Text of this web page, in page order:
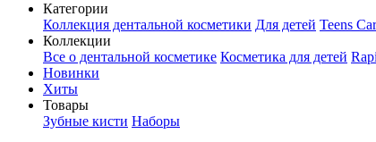
Категории
Коллекция дентальной косметики Для детей Teens
Коллекции
Все о дентальной косметике Косметика для детей
Новинки
Хиты
Товары
Зубные кисти Наборы